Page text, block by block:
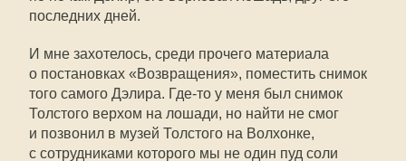
последних дней.
И мне захотелось, среди прочего материала
о постановках «Возвращения», поместить снимок
того самого Дэлира. Где-то у меня был снимок
Толстого верхом на лошади, но найти не смог
и позвонил в музей Толстого на Волхонке,
с сотрудниками которого мы не один пуд соли